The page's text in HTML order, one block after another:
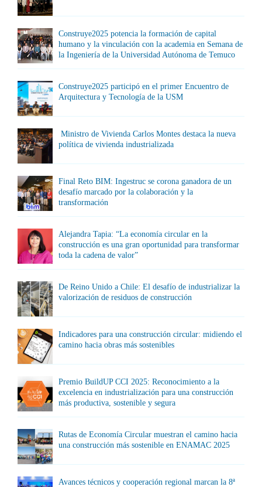
Construye2025 potencia la formación de capital
humano y la vinculación con la academia en Semana de
la Ingeniería de la Universidad Autónoma de Temuco
Construye2025 participó en el primer Encuentro de
Arquitectura y Tecnología de la USM
Ministro de Vivienda Carlos Montes destaca la nueva
política de vivienda industrializada
Final Reto BIM: Ingestruc se corona ganadora de un
desafío marcado por la colaboración y la
transformación
Alejandra Tapia: “La economía circular en la
construcción es una gran oportunidad para transformar
toda la cadena de valor”
De Reino Unido a Chile: El desafío de industrializar la
valorización de residuos de construcción
Indicadores para una construcción circular: midiendo el
camino hacia obras más sostenibles
Premio BuildUP CCI 2025: Reconocimiento a la
excelencia en industrialización para una construcción
más productiva, sostenible y segura
Rutas de Economía Circular muestran el camino hacia
una construcción más sostenible en ENAMAC 2025
Avances técnicos y cooperación regional marcan la 8ª